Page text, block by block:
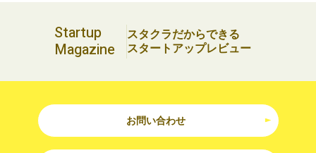
Startup
Magazine
スタクラだからできる
スタートアップレビュー
お問い合わせ